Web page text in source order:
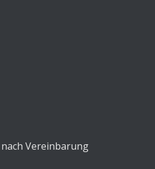
Vereinbarung